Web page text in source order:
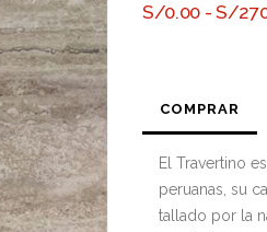
S/0.00 - S/
COMPRAR
El Travertino
peruanas, su
tallado por la